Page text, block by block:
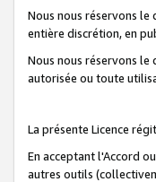
Nous nous réservons
entière discrétion, en
Nous nous réservons
autorisée ou toute
La présente Licence
En acceptant l'Accord
autres outils